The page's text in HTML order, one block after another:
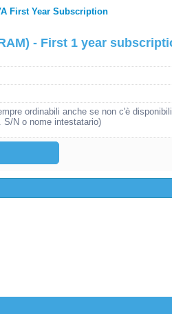
Nome utente:
Password:
Hai perso la password?
First Year Subscription
- First 1 year
ordinabili anche se non c'è
S/N o nome intestatario)